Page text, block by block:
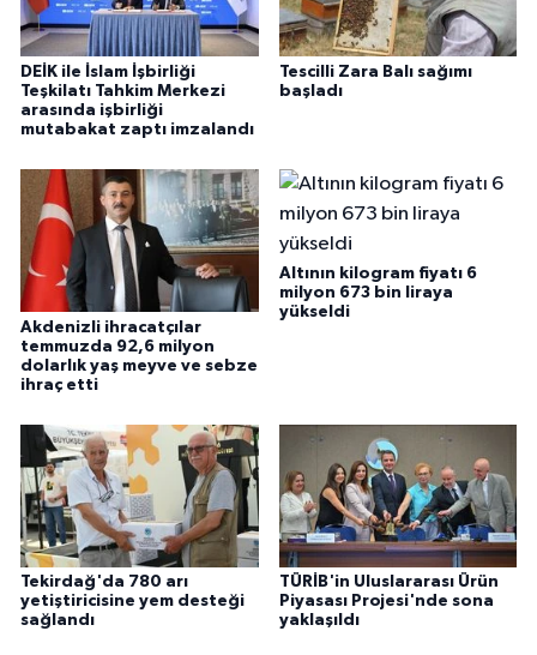
DEİK ile İslam İşbirliği
Teşkilatı Tahkim Merkezi
arasında işbirliği
mutabakat zaptı imzalandı
Tescilli Zara Balı sağımı
başladı
Akdenizli ihracatçılar
temmuzda 92,6 milyon
dolarlık yaş meyve ve sebze
ihraç etti
Altının kilogram fiyatı 6
milyon 673 bin liraya
yükseldi
Tekirdağ'da 780 arı
yetiştiricisine yem desteği
sağlandı
TÜRİB'in Uluslararası Ürün
Piyasası Projesi'nde sona
yaklaşıldı